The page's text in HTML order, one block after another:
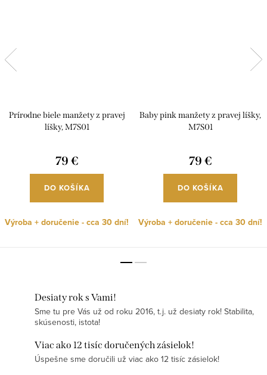
Prírodne biele manžety z pravej
líšky, M7S01
79 €
DO KOŠÍKA
Výroba + doručenie - cca 30 dní!
Baby pink manžety z pravej líšky,
M7S01
79 €
DO KOŠÍKA
Výroba + doručenie - cca 30 dní!
Desiaty rok s Vami!
Sme tu pre Vás už od roku 2016, t.j. už desiaty rok! Stabilita,
skúsenosti, istota!
Viac ako 12 tisíc doručených zásielok!
Úspešne sme doručili už viac ako 12 tisíc zásielok!